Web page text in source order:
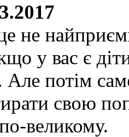
не
у вас є
Але потім
свою
великому.